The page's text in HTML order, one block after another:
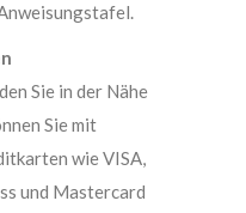
Sie in der Nähe
Sie mit
wie VISA,
und Mastercard